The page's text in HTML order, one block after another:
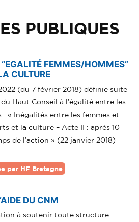
PUBLIQUES
“EGALITÉ FEMMES/HOMMES”
CULTURE
(du 7 février 2018) définie suite
Haut Conseil à l’égalité entre les
: « Inégalités entre les femmes et
et la culture – Acte II : après 10
de l’action » (22 janvier 2018)
par HF Bretagne
DU CNM
à soutenir toute structure